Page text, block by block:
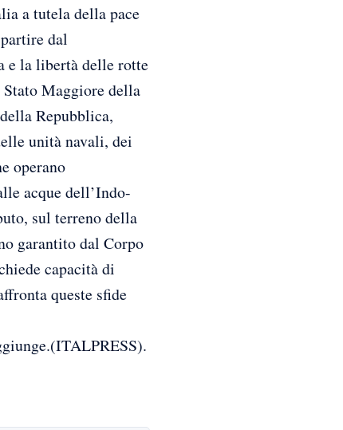
a tutela della pace
dal
e la libertà delle rotte
Maggiore della
Repubblica,
unità navali, dei
operano
acque dell’Indo-
sul terreno della
garantito dal Corpo
capacità di
queste sfide